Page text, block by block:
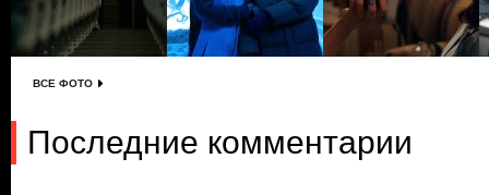
ВСЕ ФОТО
Последние комментарии